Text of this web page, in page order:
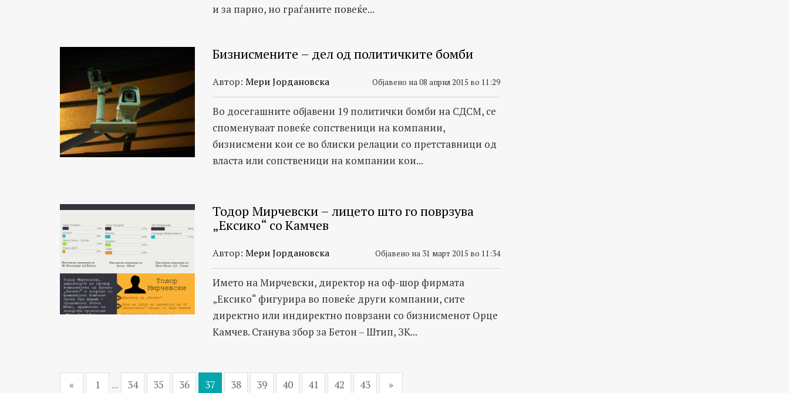
и за парно, но граѓаните повеќе...
Бизнисмените – дел од политичките бомби
Автор: Мери Јордановска Објавено на 08 април 2015 во 11:29
Во досегашните објавени 19 политички бомби на СДСМ, се
споменуваат повеќе сопственици на компании,
бизнисмени кои се во блиски релации со претставници од
власта или сопственици на компании кои...
Тодор Мирчевски – лицето што го поврзува
„Ексико“ со Камчев
Автор: Мери Јордановска Објавено на 31 март 2015 во 11:34
Името на Мирчевски, директор на оф-шор фирмата
„Ексико“ фигурира во повеќе други компании, сите
директно или индиректно поврзани со бизнисменот Орце
Камчев. Станува збор за Бетон – Штип, ЗК...
« 1 ... 34 35 36 37 38 39 40 41 42 43 »